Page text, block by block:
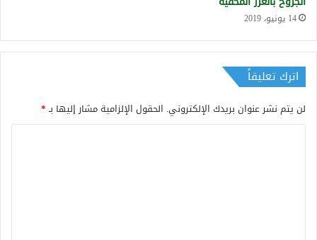
14 يونيو، 2019
اترك تعليقاً
لن يتم نشر عنوان بريدك الإلكتروني. الحقول الإلزامية مشار إليها بـ*